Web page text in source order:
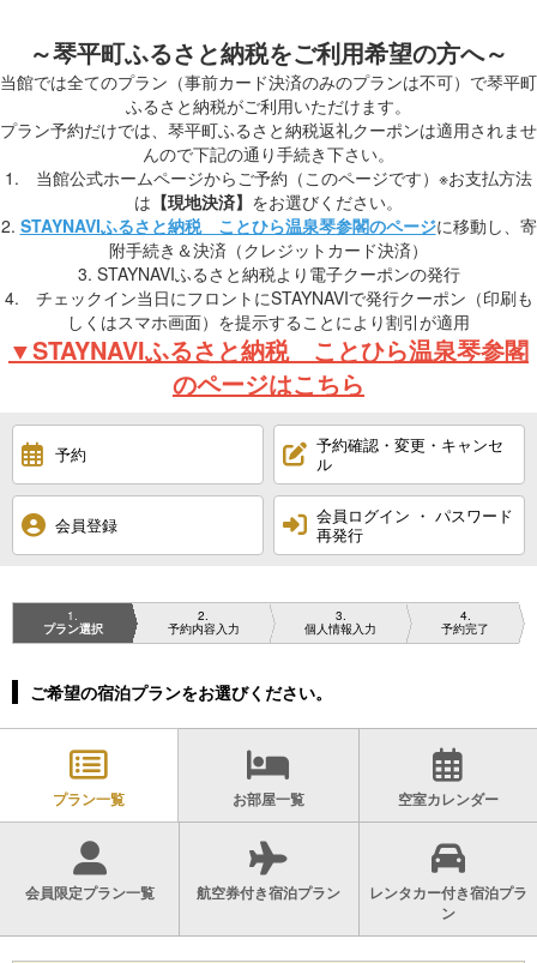
～琴平町ふるさと納税をご利用希望の方へ～
当館では全てのプラン（事前カード決済のみのプランは不可）で琴平町
ふるさと納税がご利用いただけます。
プラン予約だけでは、琴平町ふるさと納税返礼クーポンは適用されませ
んので下記の通り手続き下さい。
1. 当館公式ホームページからご予約（このページです）※お支払方法
は 【現地決済】 をお選びください。
2. STAYNAVIふるさと納税 ことひら温泉琴参閣のページに移動し、寄
附手続き＆決済（クレジットカード決済）
3. STAYNAVIふるさと納税より電子クーポンの発行
4. チェックイン当日にフロントにSTAYNAVIで発行クーポン（印刷も
しくはスマホ画面）を提示することにより割引が適用
▼STAYNAVIふるさと納税 ことひら温泉琴参閣
のページはこちら
予約
予約確認・変更・キャンセ
ル
会員登録
会員ログイン ・ パスワード
再発行
1
プラン選択
2
予約内容入力
3
個人情報入力
4
予約完了
ご希望の宿泊プランをお選びください。
プラン一覧 お部屋一覧 空室カレンダー
会員限定プラン一覧 航空券付き宿泊プラン
レンタカー付き宿泊プラ
ン